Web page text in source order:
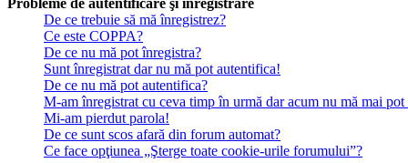
De ce trebuie să mă înregistrez?
Ce este COPPA?
De ce nu mă pot înregistra?
Sunt înregistrat dar nu mă pot autentifica!
De ce nu mă pot autentifica?
M-am înregistrat cu ceva timp în urmă dar acum nu mă mai pot
Mi-am pierdut parola!
De ce sunt scos afară din forum automat?
Ce face opţiunea „Şterge toate cookie-urile forumului”?